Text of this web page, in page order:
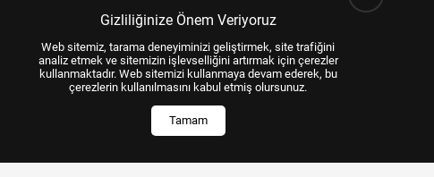
Gizliliğinize Önem Veriyoruz
Web sitemiz, tarama deneyiminizi geliştirmek, site trafiğini
analiz etmek ve sitemizin işlevselliğini artırmak için çerezler
kullanmaktadır. Web sitemizi kullanmaya devam ederek, bu
çerezlerin kullanılmasını kabul etmiş olursunuz.
Tamam